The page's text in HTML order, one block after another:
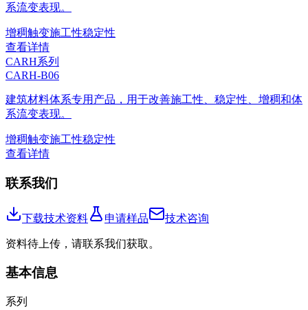
系流变表现。
增稠触变施工性稳定性
查看详情
CARH系列
CARH-B06
建筑材料体系专用产品，用于改善施工性、稳定性、增稠和体
系流变表现。
增稠触变施工性稳定性
查看详情
联系我们
下载技术资料 申请样品 技术咨询
资料待上传，请联系我们获取。
基本信息
系列